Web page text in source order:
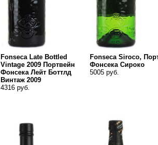
Fonseca Late Bottled
Vintage 2009 Портвейн
Фонсека Лейт Боттлд
Винтаж 2009
4316 руб.
Fonseca Siroco,
Фонсека Сироко
5005 руб.